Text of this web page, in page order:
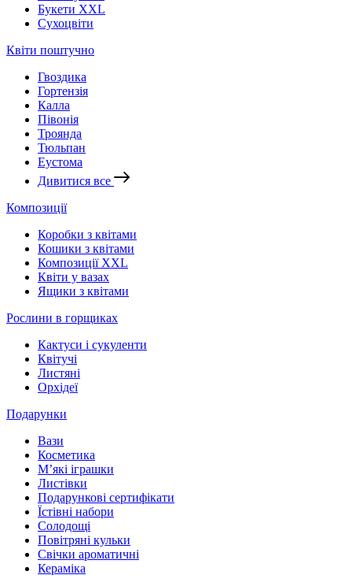
Букети XXL
Cухоцвіти
Квіти поштучно
Гвоздика
Гортензія
Калла
Півонія
Троянда
Тюльпан
Еустома
Дивитися все
Композиції
Коробки з квітами
Кошики з квітами
Композиції XXL
Квіти у вазах
Ящики з квітами
Рослини в горщиках
Кактуси і сукуленти
Квітучі
Листяні
Орхідеї
Подарунки
Вази
Косметика
М’які іграшки
Листівки
Подарункові сертифікати
Їстівні набори
Солодощі
Повітряні кульки
Свічки ароматичні
Кераміка